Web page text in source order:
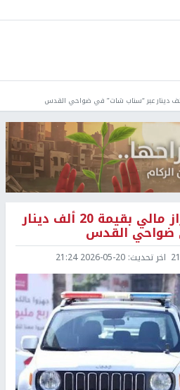
شرطة فلسطين: ابتزاز مالي بقيمة 20 ألف دينار
ضواحي القدس
اخر تحديث: 2026-05-20 21:24